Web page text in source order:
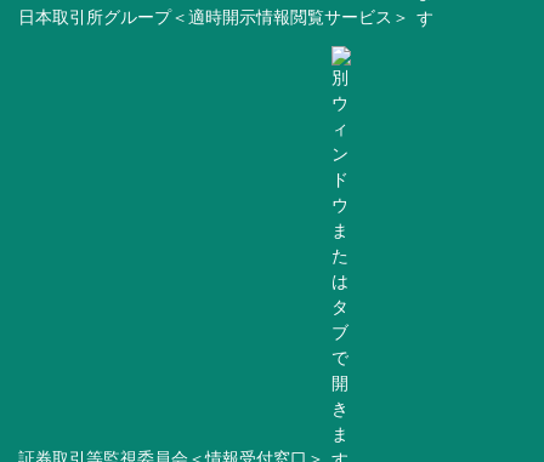
日本取引所グループ＜適時開示情報閲覧サービス＞